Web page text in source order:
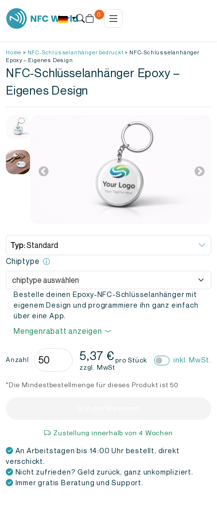
0
Home > NFC-Schlüsselanhänger bedruckt > NFC-Schlüsselanhänger
Epoxy – Eigenes Design
NFC-Schlüsselanhänger Epoxy –
Eigenes Design
Typ:Standard
Chiptype
Bestelle deinen Epoxy-NFC-Schlüsselanhänger mit
eigenem Design und programmiere ihn ganz einfach
über eine App.
Mengenrabatt anzeigen
Anzahl
NFC-
Schlüsselanhänger
–
5,37 €
zzgl. MwSt
pro Stück inkl. MwSt.
*Die Mindestbestellmenge für dieses Produkt ist 50
Zustellung innerhalb von 4 Wochen
An Arbeitstagen bis 14:00 Uhr bestellt, direkt
verschickt.
Nicht zufrieden? Geld zurück, ganz unkompliziert.
Immer gratis Beratung und Support.